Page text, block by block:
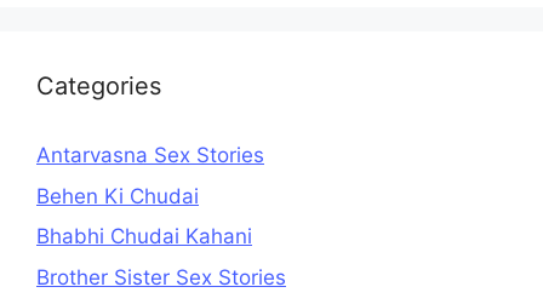
Categories
Antarvasna Sex Stories
Behen Ki Chudai
Bhabhi Chudai Kahani
Brother Sister Sex Stories